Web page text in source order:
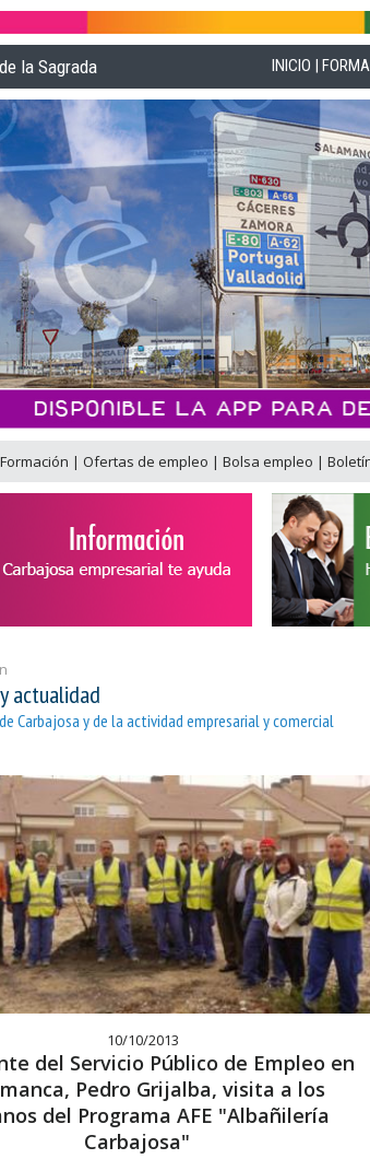
la Sagrada INICIO |
Formación | Ofertas de empleo | Bolsa empleo |
actualidad
Carbajosa y de la actividad empresarial y comercial
10/10/2013
del Servicio Público de Empleo en
Pedro Grijalba, visita a los
del Programa AFE "Albañilería
Carbajosa"